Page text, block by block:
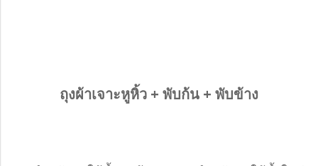
ถุงผ้าเจาะหูหิ้ว + พับก้น + พับข้าง